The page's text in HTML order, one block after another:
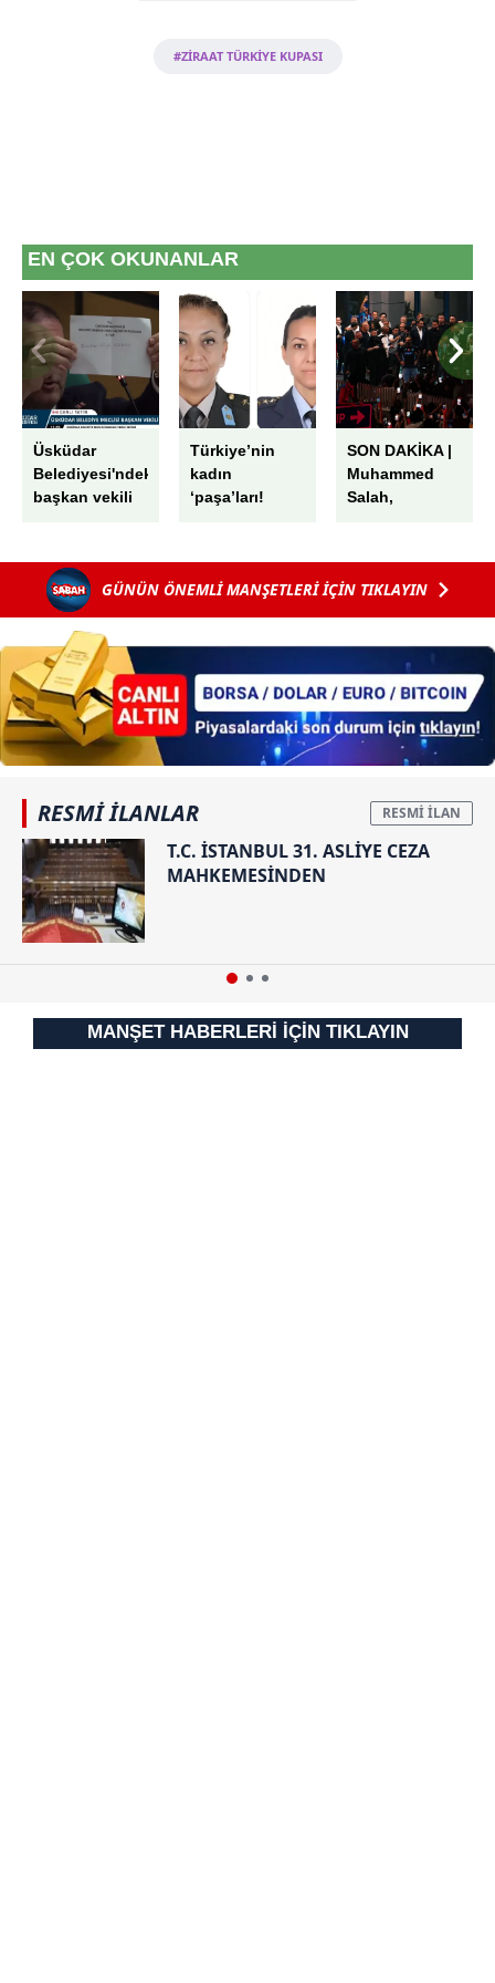
#ZİRAAT TÜRKİYE KUPASI
EN ÇOK OKUNANLAR
Üsküdar
Belediyesi'ndeki
başkan vekili
Parti'nin oyları
peş peşe iptal
edildi: "G"
harfini "6"
sayıp...
Türkiye’nin
kadın
‘paşa’ları!
kariyerleriyle
gurur
SON DAKİKA |
Muhammed
Salah,
muhteşem
karşılama
GÜNÜN ÖNEMLİ MANŞETLERİ İÇİN TIKLAYIN
RESMİ İLANLAR
T.C. İSTANBUL 31. ASLİYE CEZA
MAHKEMESİNDEN
MANŞET HABERLERİ İÇİN TIKLAYIN